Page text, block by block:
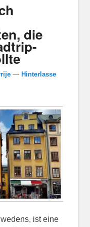
die
— Hinterlasse
ist eine